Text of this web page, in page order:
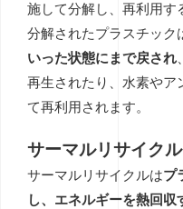
施して分解し、再利用す
分解されたプラスチック
いった状態にまで戻され
再生されたり、水素やア
て再利用されます。
サーマルリサイクル
サーマルリサイクルはプ
し、エネルギーを熱回収